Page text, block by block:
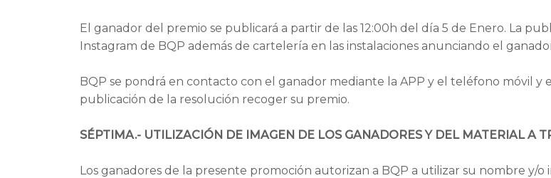
El ganador del premio se publicará a partir de las 12:00h del día 5 de Enero. La
Instagram de BQP además de cartelería en las instalaciones anunciando el
BQP se pondrá en contacto con el ganador mediante la APP y el teléfono móvil y
publicación de la resolución recoger su premio.
SÉPTIMA.- UTILIZACIÓN DE IMAGEN DE LOS GANADORES Y DEL MATERIAL A
Los ganadores de la presente promoción autorizan a BQP a utilizar su nombre y/